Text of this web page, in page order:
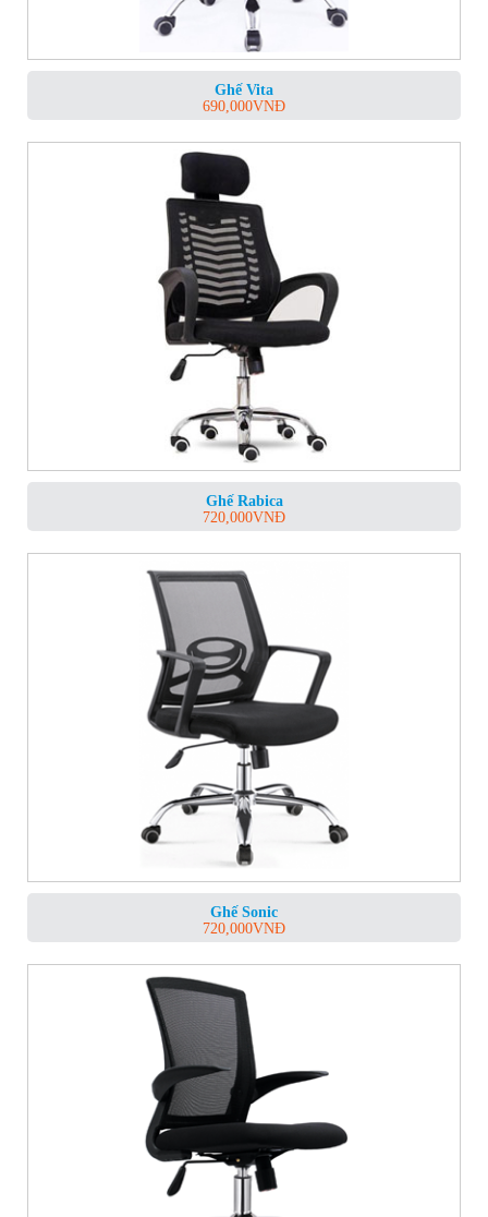
Ghế Vita
690,000VNĐ
Ghế Rabica
720,000VNĐ
Ghế Sonic
720,000VNĐ